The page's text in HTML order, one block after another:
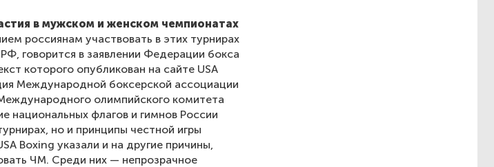
в мужском и женском чемпионатах
россиянам участвовать в этих турнирах
говорится в заявлении Федерации бокса
которого опубликован на сайте USA
Международной боксерской ассоциации
олимпийского комитета
национальных флагов и гимнов России
но и принципы честной игры
Boxing указали и на другие причины,
ЧМ. Среди них — непрозрачное